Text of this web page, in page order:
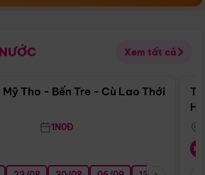
Xem tất cả
Điểm nổi bật
Mỹ Tho - Bến Tre - Cù Lao Thới
1N0Đ